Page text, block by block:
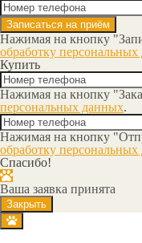
Нажимая на кнопку
обработку
Купить
Нажимая на кнопку
персональных данных.
Нажимая на кнопку
обработку
Спасибо!
Ваша заявка принята
Закрыть